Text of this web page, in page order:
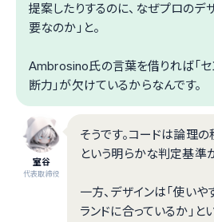
提案したりするのに、なぜプロのデ
要なのか」と。
Ambrosino氏の言葉を借りれば「セ
断力」が欠けているからなんです。
室谷
代表取締役
そうです。コードは論理
という明らかな判定基準
一方、デザインは「使いや
ランドに合っているか」